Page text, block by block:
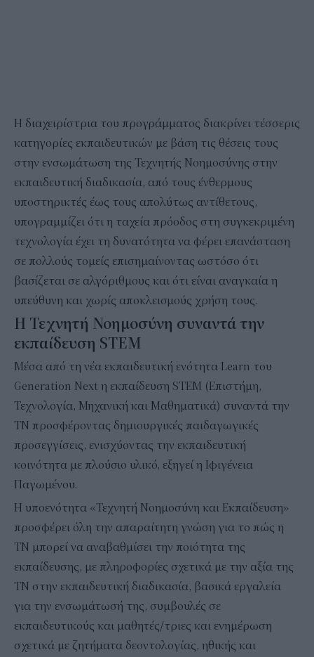
H διαχειρίστρια του προγράμματος διακρίνει τέσσερις
κατηγορίες εκπαιδευτικών με βάση τις θέσεις τους
στην ενσωμάτωση της Τεχνητής Νοημοσύνης στην
εκπαιδευτική διαδικασία, από τους ένθερμους
υποστηρικτές έως τους απολύτως αντίθετους,
υπογραμμίζει ότι η ταχεία πρόοδος στη συγκεκριμένη
τεχνολογία έχει τη δυνατότητα να φέρει επανάσταση
σε πολλούς τομείς επισημαίνοντας ωστόσο ότι
βασίζεται σε αλγόριθμους και ότι είναι αναγκαία η
υπεύθυνη και χωρίς αποκλεισμούς χρήση τους.
Η Τεχνητή Νοημοσύνη συναντά την
εκπαίδευση STEM
Μέσα από τη νέα εκπαιδευτική ενότητα Learn του
Generation Next η εκπαίδευση STEM (Επιστήμη,
Τεχνολογία, Μηχανική και Μαθηματικά) συναντά την
ΤΝ προσφέροντας δημιουργικές παιδαγωγικές
προσεγγίσεις, ενισχύοντας την εκπαιδευτική
κοινότητα με πλούσιο υλικό, εξηγεί η Ιφιγένεια
Παγωμένου.
Η υποενότητα «Τεχνητή Νοημοσύνη και Εκπαίδευση»
προσφέρει όλη την απαραίτητη γνώση για το πώς η
ΤΝ μπορεί να αναβαθμίσει την ποιότητα της
εκπαίδευσης, με πληροφορίες σχετικά με την αξία της
ΤΝ στην εκπαιδευτική διαδικασία, βασικά εργαλεία
για την ενσωμάτωσή της, συμβουλές σε
εκπαιδευτικούς και μαθητές/τριες και ενημέρωση
σχετικά με ζητήματα δεοντολογίας, ηθικής και